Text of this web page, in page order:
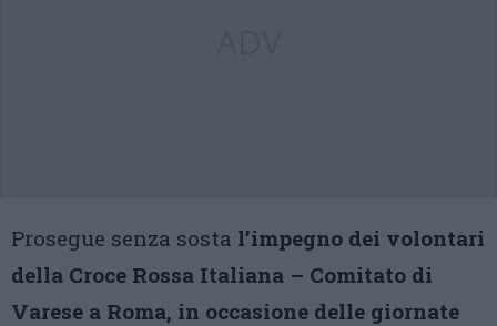
Prosegue senza sosta l’impegno dei volontari
della Croce Rossa Italiana – Comitato di
Varese a Roma, in occasione delle giornate